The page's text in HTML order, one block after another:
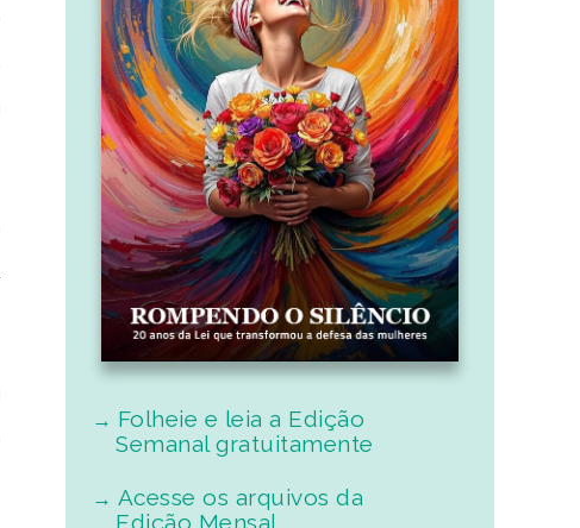
Folheie e leia a Edição
Semanal gratuitamente
Acesse os arquivos da
Edição Mensal